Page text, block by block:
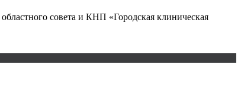
совета и КНП «Городская клиническая